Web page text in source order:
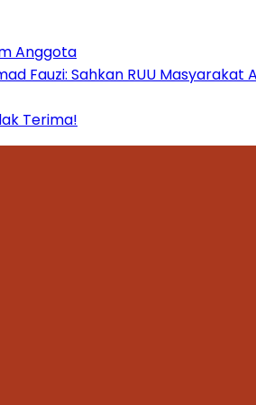
Anggota
Fauzi: Sahkan RUU Masyarakat
Terima!